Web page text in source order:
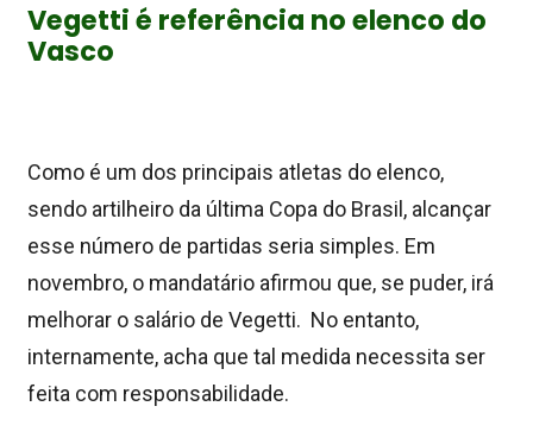
Vegetti é referência no elenco do
Vasco
Como é um dos principais atletas do elenco,
sendo artilheiro da última Copa do Brasil, alcançar
esse número de partidas seria simples. Em
novembro, o mandatário afirmou que, se puder, irá
melhorar o salário de Vegetti. No entanto,
internamente, acha que tal medida necessita ser
feita com responsabilidade.